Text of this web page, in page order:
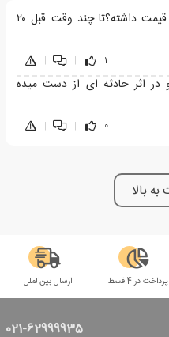
چرا این کتاب یه دفعه انقدر افزایش قیمت داشته؟تا چند وقت قبل ۲۰
1
|
|
در اثر حادثه ای از دست میده
0
|
|
بالا
پرداخت در 4 قسط ارسال بین‌الملل
021-62999935